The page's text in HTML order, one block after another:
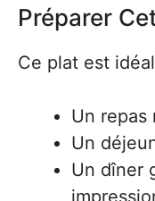
Préparer
Ce plat est
Un repas
Un
Un dîner